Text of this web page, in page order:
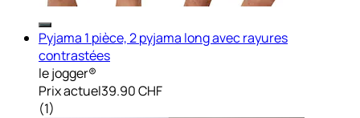
Pyjama 1 pièce, 2 pyjama long avec rayures
contrastées
le jogger®
Prix actuel39.90 CHF
(1)